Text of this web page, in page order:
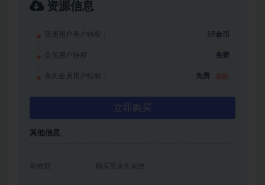
资源信息
普通用户用户特权： 59金币
会员用户特权： 免费
永久会员用户特权： 免费
立即购买
其他信息
有效期 购买后永久有效